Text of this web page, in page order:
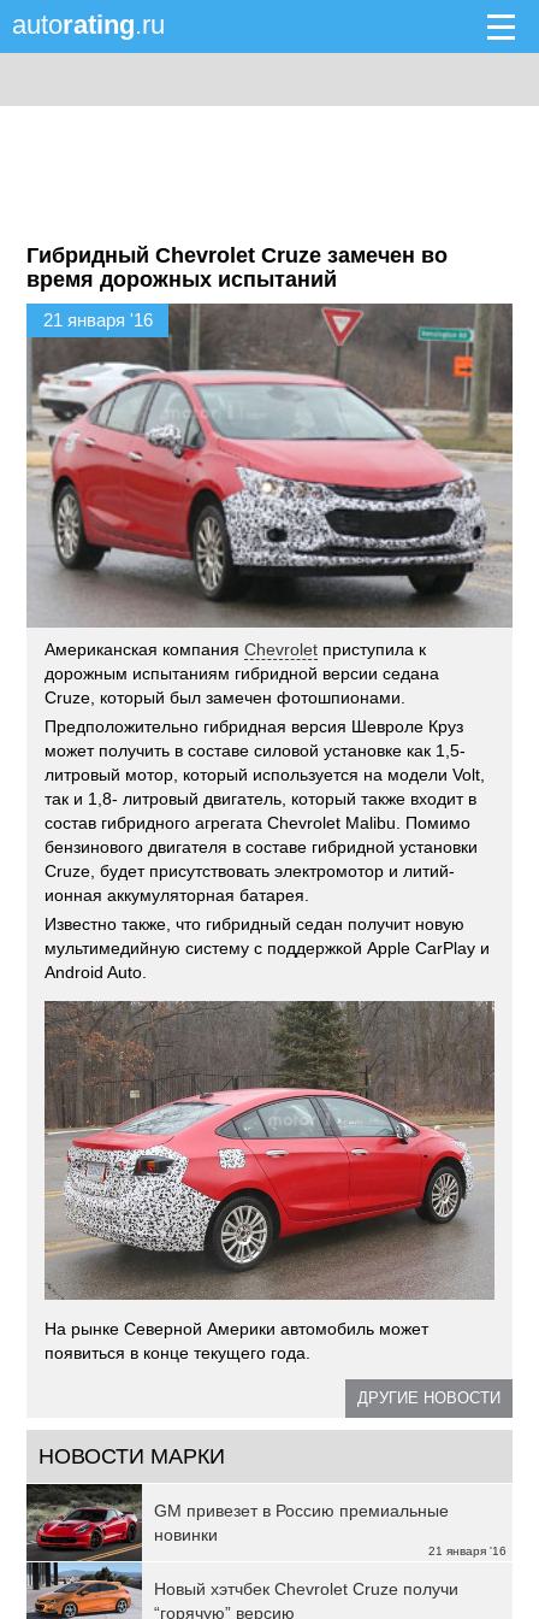
autorating.ru
Гибридный Chevrolet Cruze замечен во
время дорожных испытаний
21 января '16
Американская компанияChevrolet приступила к
дорожным испытаниям гибридной версии седана
Cruze, который был замечен фотошпионами.
Предположительно гибридная версия Шевроле Круз
может получить в составе силовой установке как 1,5-
литровый мотор, который используется на модели Volt,
так и 1,8- литровый двигатель, который также входит в
состав гибридного агрегата Chevrolet Malibu. Помимо
бензинового двигателя в составе гибридной установки
Cruze, будет присутствовать электромотор и литий-
ионная аккумуляторная батарея.
Известно также, что гибридный седан получит новую
мультимедийную систему с поддержкой Apple CarPlay и
Android Auto.
На рынке Северной Америки автомобиль может
появиться в конце текущего года.
ДРУГИЕ НОВОСТИ
НОВОСТИ МАРКИ
21 января '16
GM привезет в Россию премиальные
новинки
Новый хэтчбек Chevrolet Cruze получи
“горячую” версию